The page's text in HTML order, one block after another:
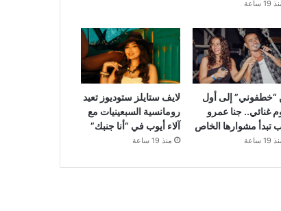
ساعة
“خطفوني” إلى أول
غنائي.. جنا عمرو
تبدأ مشوارها الخاص
ساعة
لايف ستايلز ستوديوز تعيد
رومانسية السبعينيات مع
آلاء أيوب في “أنا جنبك”
منذ 19 ساعة